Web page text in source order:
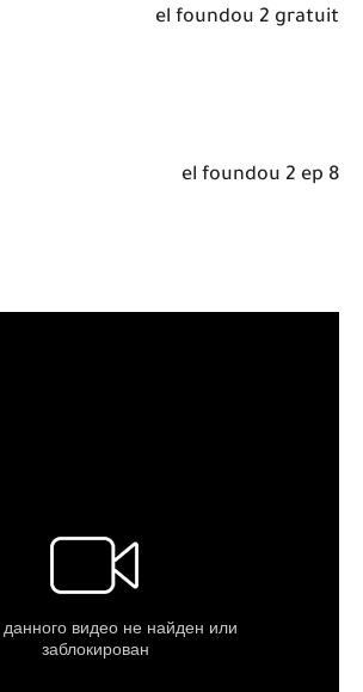
el foundou 2 gratuit
el foundou 2 ep 8